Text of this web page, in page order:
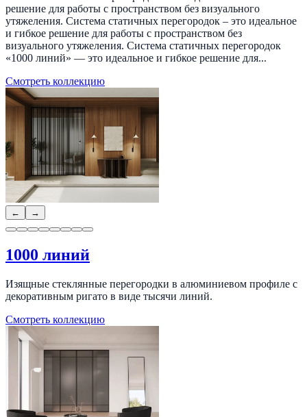
решение для работы с пространством без визуального
утяжеления. Система статичных перегородок – это идеальное
и гибкое решение для работы с пространством без
визуального утяжеления. Система статичных перегородок
«1000 линий» — это идеальное и гибкое решение для...
Смотреть коллекцию
← →
1000 линий
Изящные стеклянные перегородки в алюминиевом профиле с
декоративным ригато в виде тысячи линий.
Смотреть коллекцию